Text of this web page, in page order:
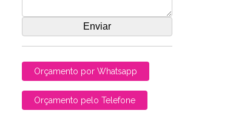
Orçamento por Whatsapp
Orçamento pelo Telefone